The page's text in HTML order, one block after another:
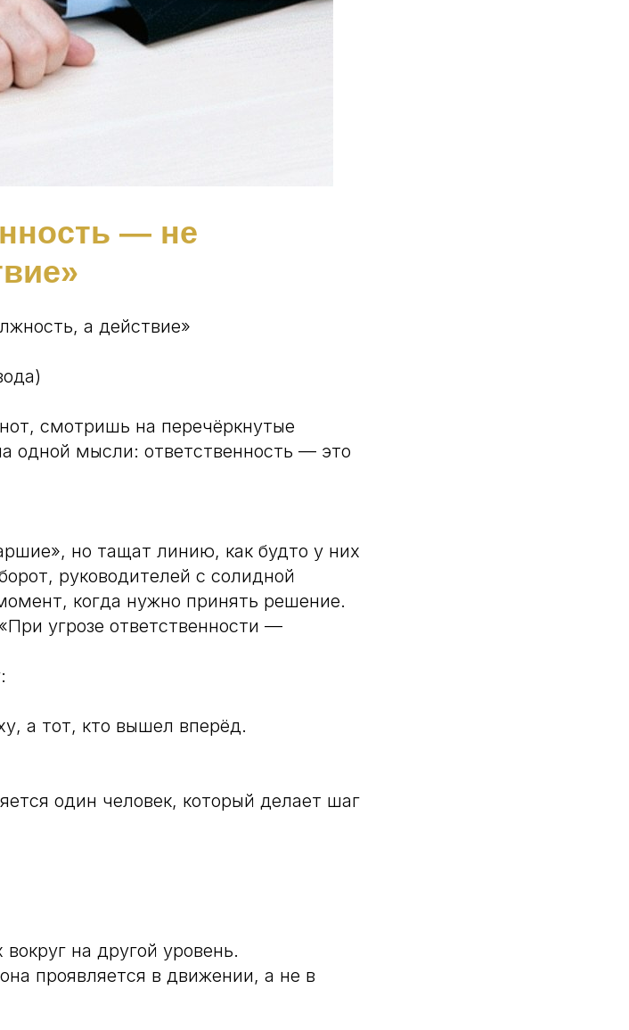
— не
а действие»
смотришь на перечёркнутые
одной мысли: ответственность — это
но тащат линию, как будто у них
руководителей с солидной
когда нужно принять решение.
угрозе ответственности —
а тот, кто вышел вперёд.
один человек, который делает шаг
на другой уровень.
проявляется в движении, а не в